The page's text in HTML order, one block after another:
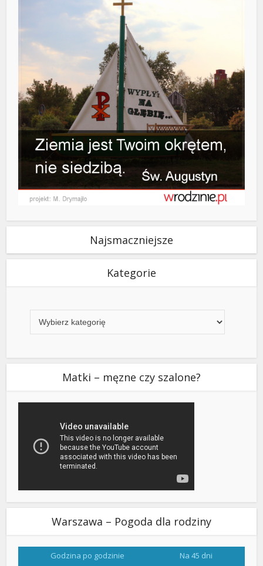
Najsmaczniejsze
Kategorie
Matki – męzne czy szalone?
Warszawa – Pogoda dla rodziny
Godzina po godzinie Na 45 dni